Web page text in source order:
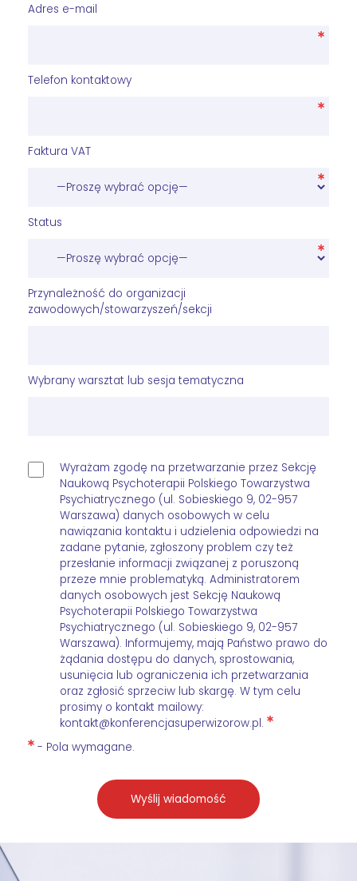
Adres e-mail
Telefon kontaktowy
Faktura VAT
Status
Przynależność do organizacji
zawodowych/stowarzyszeń/sekcji
Wybrany warsztat lub sesja tematyczna
Wyrażam zgodę na przetwarzanie przez Sekcję
Naukową Psychoterapii Polskiego Towarzystwa
Psychiatrycznego (ul. Sobieskiego 9, 02-957
Warszawa) danych osobowych w celu
nawiązania kontaktu i udzielenia odpowiedzi na
zadane pytanie, zgłoszony problem czy też
przesłanie informacji związanej z poruszoną
przeze mnie problematyką. Administratorem
danych osobowych jest Sekcję Naukową
Psychoterapii Polskiego Towarzystwa
Psychiatrycznego (ul. Sobieskiego 9, 02-957
Warszawa). Informujemy, mają Państwo prawo do
żądania dostępu do danych, sprostowania,
usunięcia lub ograniczenia ich przetwarzania
oraz zgłosić sprzeciw lub skargę. W tym celu
prosimy o kontakt mailowy:
kontakt@konferencjasuperwizorow.pl.
- Pola wymagane.